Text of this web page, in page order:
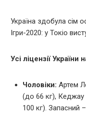
Україна здобула сім
Ігри-2020: у Токіо
Усі ліцензії
Чоловіки: Артем
(до 66 кг), Кеджау
100 кг). Запасний